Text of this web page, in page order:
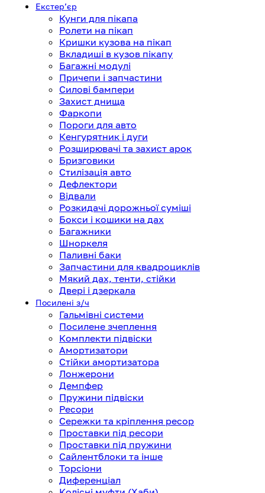
Екстерʼєр
Кунги для пікапа
Ролети на пікап
Кришки кузова на пікап
Вкладиші в кузов пікапу
Багажні модулі
Причепи і запчастини
Силові бампери
Захист днища
Фаркопи
Пороги для авто
Кенгурятник і дуги
Розширювачі та захист арок
Бризговики
Стилізація авто
Дефлектори
Відвали
Розкидачі дорожньої суміші
Бокси і кошики на дах
Багажники
Шноркеля
Паливні баки
Запчастини для квадроциклів
Мякий дах, тенти, стійки
Двері і дзеркала
Посилені з/ч
Гальмівні системи
Посилене зчеплення
Комплекти підвіски
Амортизатори
Стійки амортизатора
Лонжерони
Демпфер
Пружини підвіски
Ресори
Сережки та кріплення ресор
Проставки під ресори
Проставки під пружини
Сайлентблоки та інше
Торсіони
Диференціал